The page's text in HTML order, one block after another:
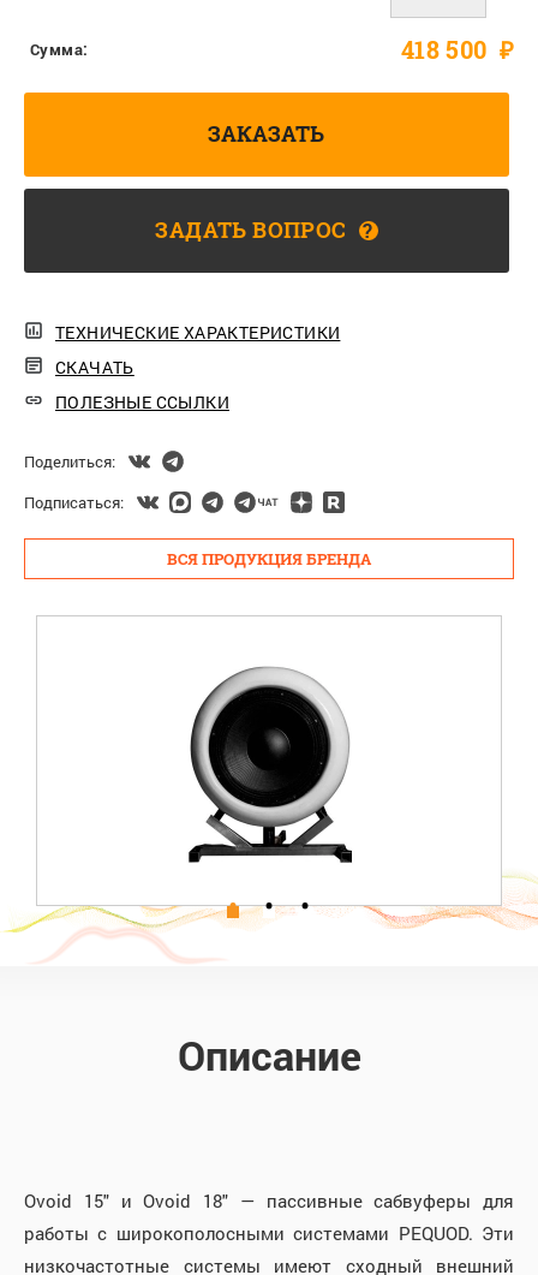
Сумма: 418 500 ₽
ЗАКАЗАТЬ
ЗАДАТЬ ВОПРОС ?
ТЕХНИЧЕСКИЕ ХАРАКТЕРИСТИКИ
СКАЧАТЬ
ПОЛЕЗНЫЕ ССЫЛКИ
Поделиться:
Подписаться:
ВСЯ ПРОДУКЦИЯ БРЕНДА
Описание
Ovoid 15" и Ovoid 18" — пассивные сабвуферы для
работы с широкополосными системами PEQUOD. Эти
низкочастотные системы имеют сходный внешний